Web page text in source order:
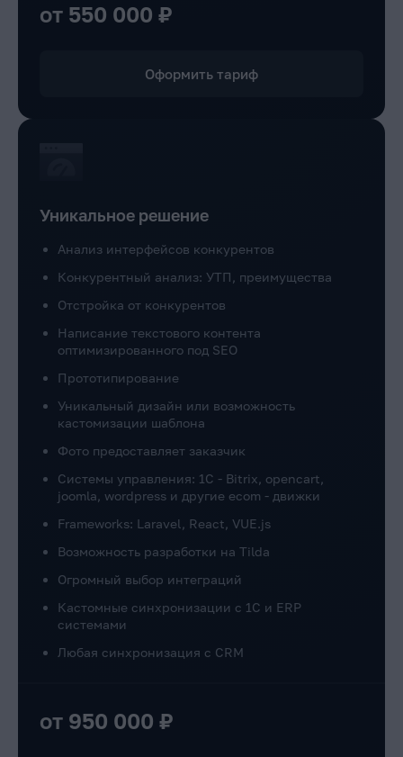
от 550 000 ₽
Оформить тариф
Уникальное решение
Анализ интерфейсов конкурентов
Конкурентный анализ: УТП, преимущества
Отстройка от конкурентов
Написание текстового контента
оптимизированного под SEO
Прототипирование
Уникальный дизайн или возможность
кастомизации шаблона
Фото предоставляет заказчик
Системы управления: 1C - Bitrix, opencart,
joomla, wordpress и другие ecom - движки
Frameworks: Laravel, React, VUE.js
Возможность разработки на Tilda
Огромный выбор интеграций
Кастомные синхронизации с 1С и ERP
системами
Любая синхронизация с CRM
от 950 000 ₽